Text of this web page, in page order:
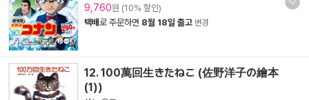
9,760원 (10% 할인)
택배로 주문하면 8월 18일 출고 변경
12. 100萬回生きたねこ (佐野洋子の繪本
(1))